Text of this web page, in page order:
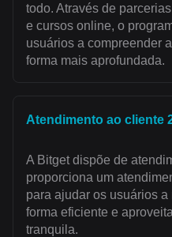
todo. Através de
e cursos online, o
usuários a compreender
forma mais aprofundada.
Atendimento ao cliente
A Bitget dispõe de
proporciona um
para ajudar os usuários
forma eficiente e
tranquila.